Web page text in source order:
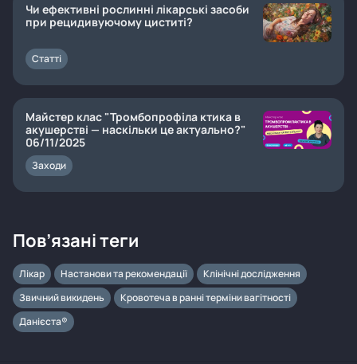
Чи ефективні рослинні лікарські засоби
при рецидивуючому циститі?
Статті
Майстер клас "Тромбопрофіла ктика в
акушерстві — наскільки це актуально?"
06/11/2025
Заходи
Пов’язані теги
Лікар Настанови та рекомендації
Клінічні дослідження
Звичний викидень
Кровотеча в ранні терміни вагітності
Данієста®